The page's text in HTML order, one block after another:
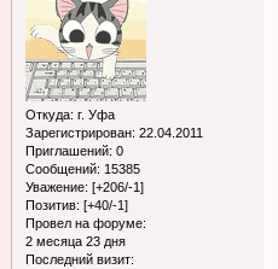
Откуда: г. Уфа
Зарегистрирован: 22.04.2011
Приглашений: 0
Сообщений: 15385
Уважение: [+206/-1]
Позитив: [+40/-1]
Провел на форуме:
2 месяца 23 дня
Последний визит: